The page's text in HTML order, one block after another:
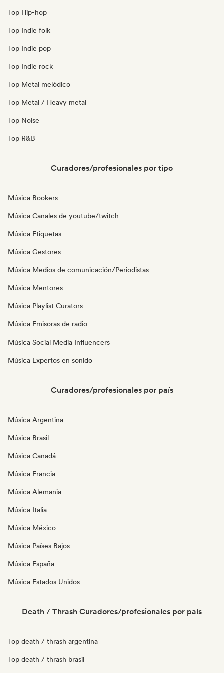
Top Hip-hop
Top Indie folk
Top Indie pop
Top Indie rock
Top Metal melódico
Top Metal / Heavy metal
Top Noise
Top R&B
Curadores/profesionales por tipo
Música Bookers
Música Canales de youtube/twitch
Música Etiquetas
Música Gestores
Música Medios de comunicación/Periodistas
Música Mentores
Música Playlist Curators
Música Emisoras de radio
Música Social Media Influencers
Música Expertos en sonido
Curadores/profesionales por país
Música Argentina
Música Brasil
Música Canadá
Música Francia
Música Alemania
Música Italia
Música México
Música Países Bajos
Música España
Música Estados Unidos
Death / Thrash Curadores/profesionales por país
Top death / thrash argentina
Top death / thrash brasil